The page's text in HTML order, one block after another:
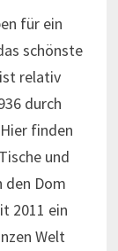
für ein
schönste
relativ
durch
finden
und
den Dom
2011 ein
Welt